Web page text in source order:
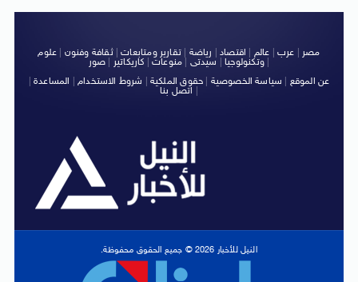
مصر عرب عالم اقتصاد رياضة |تقارير ومتابعات|ثقافة وفنون
علوم
وتكنولوجيا| سيدتى منوعات كاريكاتير صور
|
عن الموقع
سياسة الخصوصية حقوق الملكية شروط الاستخدام| المساعدة|
اتصل بنا
النيل للأخبار 2026 © جميع الحقوق محفوظة.